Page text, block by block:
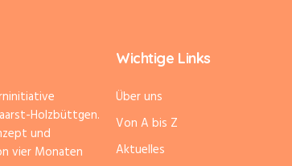
Holzbüttgen.
und
vier Monaten
Wichtige Links
Über uns
Von A bis Z
Aktuelles